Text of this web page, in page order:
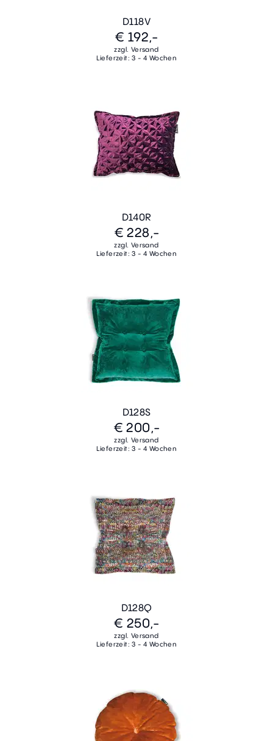
D118V
€ 192,-
zzgl. Versand
Lieferzeit: 3 - 4 Wochen
D140R
€ 228,-
zzgl. Versand
Lieferzeit: 3 - 4 Wochen
D128S
€ 200,-
zzgl. Versand
Lieferzeit: 3 - 4 Wochen
D128Q
€ 250,-
zzgl. Versand
Lieferzeit: 3 - 4 Wochen